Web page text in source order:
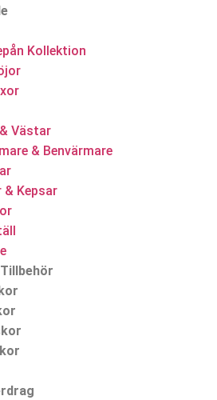
Kollektion
Västar
& Benvärmare
& Kepsar